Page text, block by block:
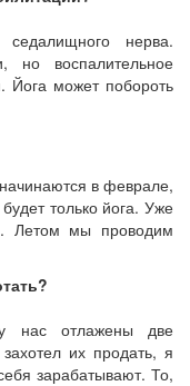
нерва.
но воспалительное
Йога может побороть
в феврале,
только йога. Уже
Летом мы проводим
отлажены две
их продать, я
зарабатывают. То,